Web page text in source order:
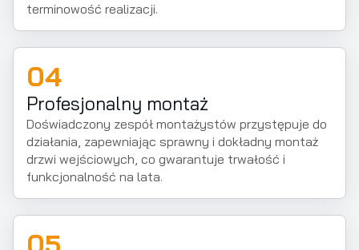
terminowość realizacji.
04
Profesjonalny montaż
Doświadczony zespół montażystów przystępuje do
działania, zapewniając sprawny i dokładny montaż
drzwi wejściowych, co gwarantuje trwałość i
funkcjonalność na lata.